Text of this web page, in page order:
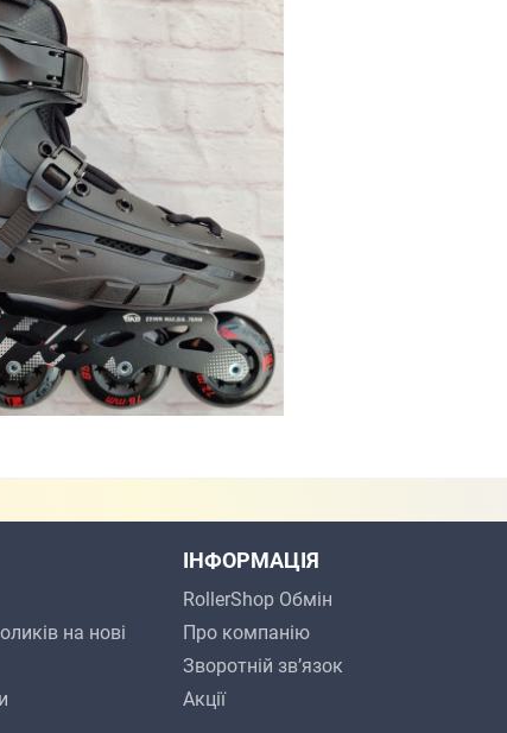
на нові
ІНФОРМАЦІЯ
RollerShop Обмін
Про компанію
Зворотній зв’язок
Акції